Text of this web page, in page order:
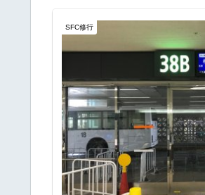
SFC修行